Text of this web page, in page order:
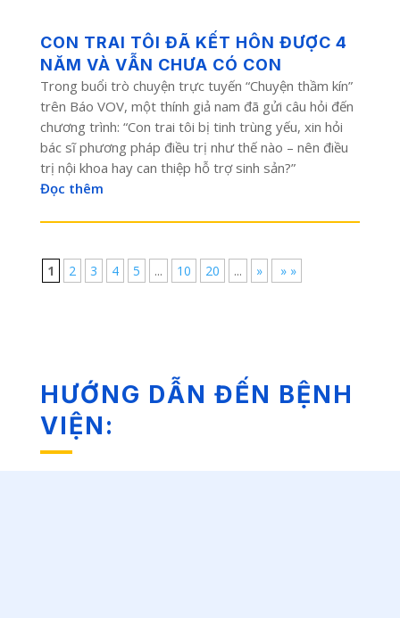
CON TRAI TÔI ĐÃ KẾT HÔN ĐƯỢC 4
NĂM VÀ VẪN CHƯA CÓ CON
Trong buổi trò chuyện trực tuyến “Chuyện thầm kín”
trên Báo VOV, một thính giả nam đã gửi câu hỏi đến
chương trình: “Con trai tôi bị tinh trùng yếu, xin hỏi
bác sĩ phương pháp điều trị như thế nào – nên điều
trị nội khoa hay can thiệp hỗ trợ sinh sản?”
Đọc thêm
1 2 3 4 5 ... 10 20 ... » » »
HƯỚNG DẪN ĐẾN BỆNH
VIỆN: